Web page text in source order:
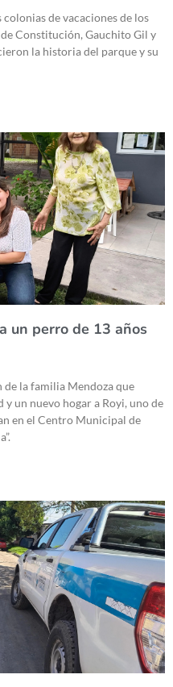
de vacaciones de los
Constitución, Gauchito Gil y
la historia del parque y su
un perro de 13 años
la familia Mendoza que
un nuevo hogar a Royi, uno de
en el Centro Municipal de